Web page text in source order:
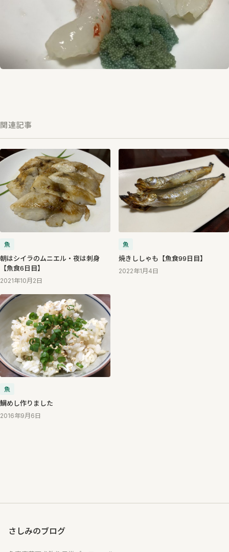
関連記事
魚
朝はシイラのムニエル・夜は刺身
【魚食6日目】
2021年10月2日
魚
焼きししゃも【魚食99日目】
2022年1月4日
魚
鯛めし作りました
2016年9月6日
さしみのブログ